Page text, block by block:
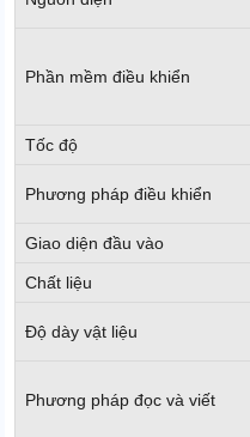
Phần mềm điều khiển
Tốc độ
Phương pháp điều khiển
Giao diện đầu vào
Chất liệu
Độ dày vật liệu
Phương pháp đọc và viết